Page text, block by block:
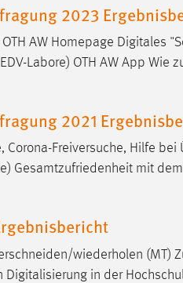
2023
AW Homepage Digitales
Labore) OTH AW App Wie
2021
Corona-Freiversuche, Hilfe
Gesamtzufriedenheit mit
wiederholen (MT)
Digitalisierung in der